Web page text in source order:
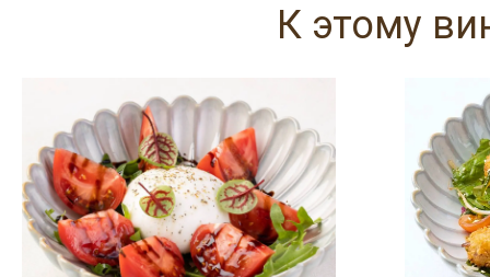
К этому